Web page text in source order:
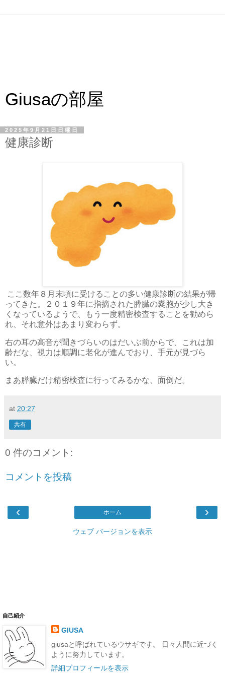
Giusaの部屋
2025年9月21日日曜日
健康診断
ここ数年８月末頃に受けることの多い健康診断の結果が帰
ってきた。２０１９年に指摘された膵臓の嚢胞が少し大き
くなっているようで、もう一度精密検査することを勧めら
れ、それ意外はあまり変わらず。
右の耳の高音が聞きづらいのはだいぶ前からで、これは加
齢だな、視力は順調に老化が進んでおり、手元が見づら
い。
まあ膵臓だけ精密検査に行ってみるかな、面倒だ。
at 20:27
共有
0 件のコメント:
コメントを投稿
‹ ›
ホーム
ウェブ バージョンを表示
自己紹介
GIUSA
giusaと呼ばれているウサギです。 日々人間に近づく
ように努力しています。
詳細プロフィールを表示